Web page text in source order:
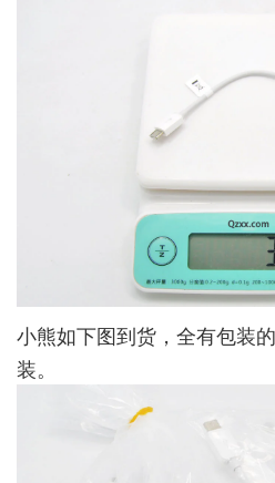
小熊如下图到货，全有包装
装。